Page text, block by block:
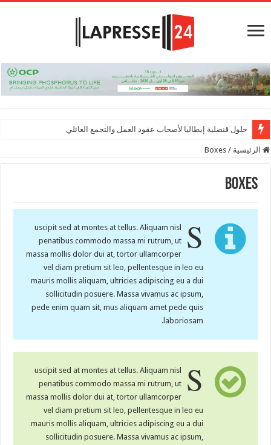
حلول قنصلية إيطاليا لأصحاب عقود العمل والتجمع العائلي
الرئيسية /
Boxes
Boxes
S
uscipit sed at montes at tellus. Aliquam nisl
penatibus commodo massa mi rutrum, ut
massa mollis dolor dui at, tortor ullamcorper
vel diam pretium sit leo, pellentesque in leo eu
mauris mollis aliquam, ultricies adipiscing eu a dui
sollicitudin posuere. Massa vivamus ac ipsum,
pede enim quam sit, mus aliquam amet pede quis
laboriosam.
S
uscipit sed at montes at tellus. Aliquam nisl
penatibus commodo massa mi rutrum, ut
massa mollis dolor dui at, tortor ullamcorper
vel diam pretium sit leo, pellentesque in leo eu
mauris mollis aliquam, ultricies adipiscing eu a dui
sollicitudin posuere. Massa vivamus ac ipsum,